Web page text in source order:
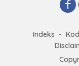
Indeks